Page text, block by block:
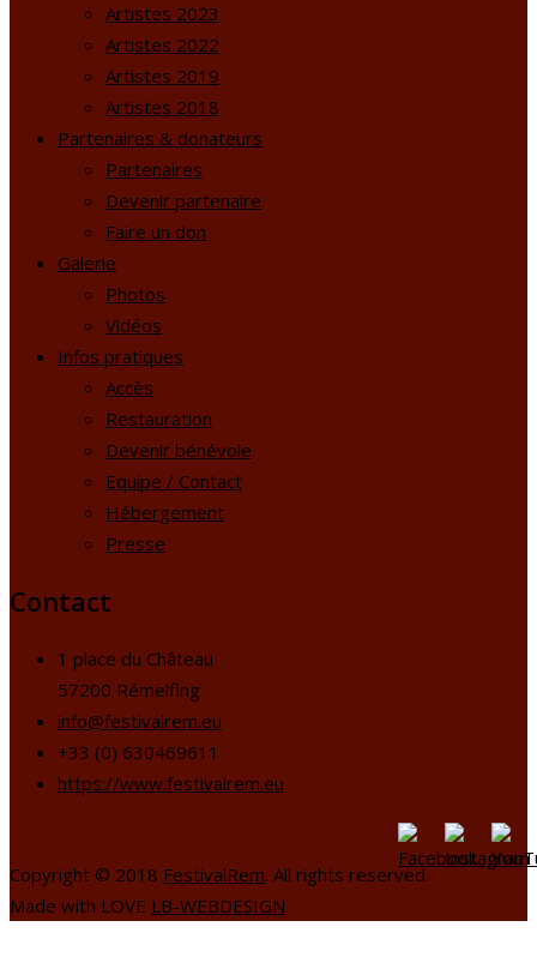
Artistes 2023
Artistes 2022
Artistes 2019
Artistes 2018
Partenaires & donateurs
Partenaires
Devenir partenaire
Faire un don
Galerie
Photos
Vidéos
Infos pratiques
Accès
Restauration
Devenir bénévole
Equipe / Contact
Hébergement
Presse
Contact
1 place du Château
57200 Rémelfing
info@festivalrem.eu
+33 (0) 630469611
https://www.festivalrem.eu
Copyright © 2018 FestivalRem. All rights reserved.
Made with LOVE LB-WEBDESIGN